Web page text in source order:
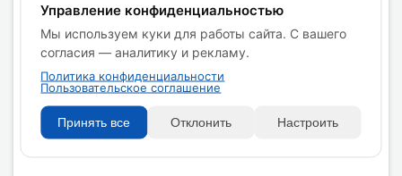
В основе любого произведения лежат Ваши
эмоции, и здесь важно не терять
последовательности. Не стоит выдумывать
сюжеты, идти от ума, Ваши знания лишь
инструмент. Пишите, как чувствуете.
Управление конфиденциальностью
Мы используем куки для работы сайта. С вашего
согласия — аналитику и рекламу.
Политика конфиденциальности
Пользовательское соглашение
Принять все Отклонить Настроить